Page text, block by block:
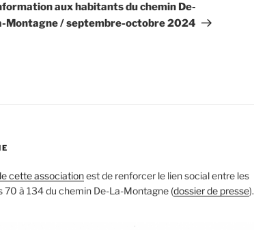
aux habitants du chemin De-
Montagne / septembre-octobre 2024
cette associationest de renforcer le lien social entre les
70 à 134 du chemin De-La-Montagne (dossier de presse).